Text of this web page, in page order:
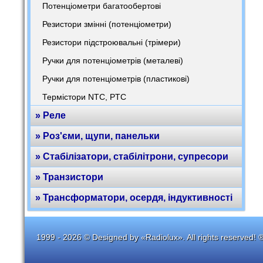
Потенціометри багатообертові
Резистори змінні (потенціометри)
Резистори підстроювальні (трімери)
Ручки для потенціометрів (металеві)
Ручки для потенціометрів (пластикові)
Термістори NTC, PTC
» Реле
» Роз'єми, щупи, панельки
» Стабілізатори, стабілітрони, супресори
» Транзистори
» Трансформатори, осердя, індуктивності
1999 - 2026 © Designed by «Radiolux». All rights reserved!